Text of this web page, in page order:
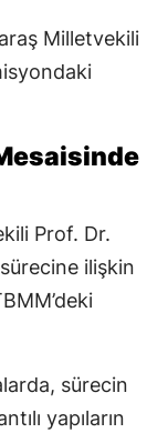
Milletvekili
Prof. Dr.
ilişkin
sürecin
yapıların